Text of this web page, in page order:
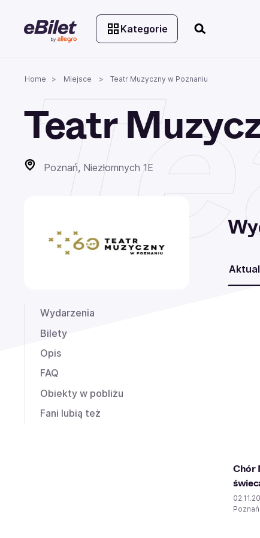
Kategorie
Home Miejsce Teatr Muzyczny w Poznaniu
Teatr
Poznań, Niezłomnych 1E
Wydarzenia
Bilety
Opis
FAQ
Obiekty w pobliżu
Fani lubią też
Chór
Poznań